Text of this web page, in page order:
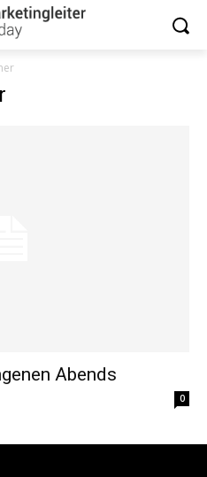
Abends
0